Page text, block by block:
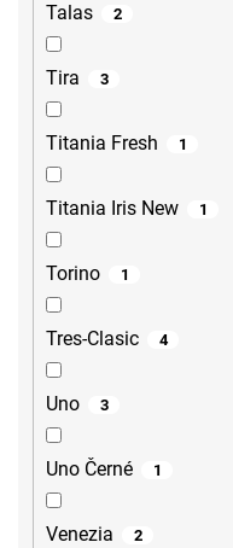
Talas 2
Tira 3
Titania Fresh 1
Titania Iris New 1
Torino 1
Tres-Clasic 4
Uno 3
Uno Černé 1
Venezia 2